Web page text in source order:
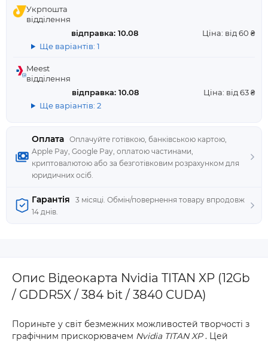
Оплата Оплачуйте готівкою, банківською картою,
Apple Pay, Google Pay, оплатою частинами,
криптовалютою або за безготівковим розрахунком для
юридичних осіб.
Укрпошта
відділення
відправка: 10.08
Ціна: від 60 ₴
Ще варіантів: 1
Meest
відділення
відправка: 10.08
Ціна: від 63 ₴
Ще варіантів: 2
Гарантія
3 місяці. Обмін/повернення товару впродовж
14 днів.
Опис Відеокарта Nvidia TITAN XP (12Gb
/ GDDR5X / 384 bit / 3840 CUDA)
Пориньте у світ безмежних можливостей творчості з
графічним прискорювачем Nvidia TITAN XP. Цей